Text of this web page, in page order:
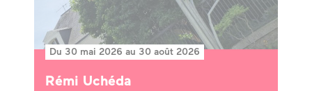
Du 30 mai 2026 au 30 août 2026
Rémi Uchéda